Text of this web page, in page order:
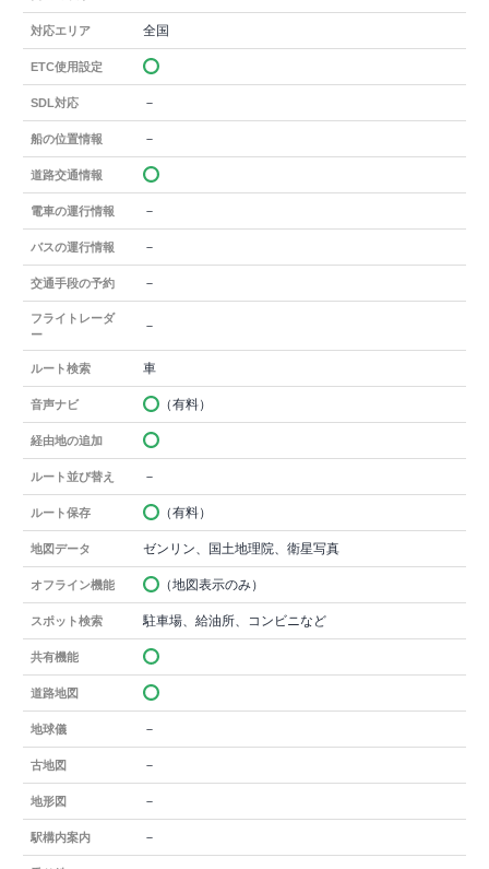
対応エリア 全国
ETC使用設定
SDL対応 －
船の位置情報 －
道路交通情報
電車の運行情報 －
バスの運行情報 －
交通手段の予約 －
フライトレーダ
ー
－
ルート検索 車
音声ナビ （有料）
経由地の追加
ルート並び替え －
ルート保存 （有料）
地図データ ゼンリン、国土地理院、衛星写真
オフライン機能 （地図表示のみ）
スポット検索 駐車場、給油所、コンビニなど
共有機能
道路地図
地球儀 －
古地図 －
地形図 －
駅構内案内 －